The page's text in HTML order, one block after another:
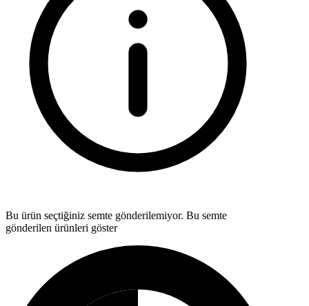
Bu ürün seçtiğiniz semte gönderilemiyor. Bu semte
gönderilen ürünleri göster